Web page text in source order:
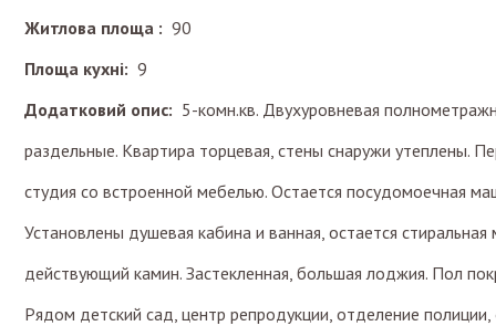
Житлова площа : 90
Площа кухні: 9
Додатковий опис: 5-комн.кв. Двухуровневая
раздельные. Квартира торцевая, стены снаружи утеплены.
студия со встроенной мебелью. Остается посудомоечная
Установлены душевая кабина и ванная, остается
действующий камин. Застекленная, большая лоджия. Пол
Рядом детский сад, центр репродукции, отделение полиции,